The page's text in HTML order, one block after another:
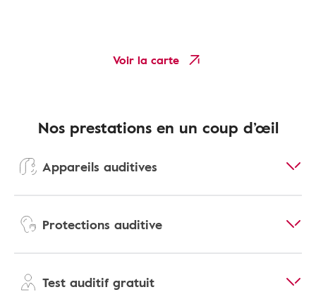
Voir la carte
Nos prestations en un coup d’œil
Appareils auditives
Protections auditive
Test auditif gratuit